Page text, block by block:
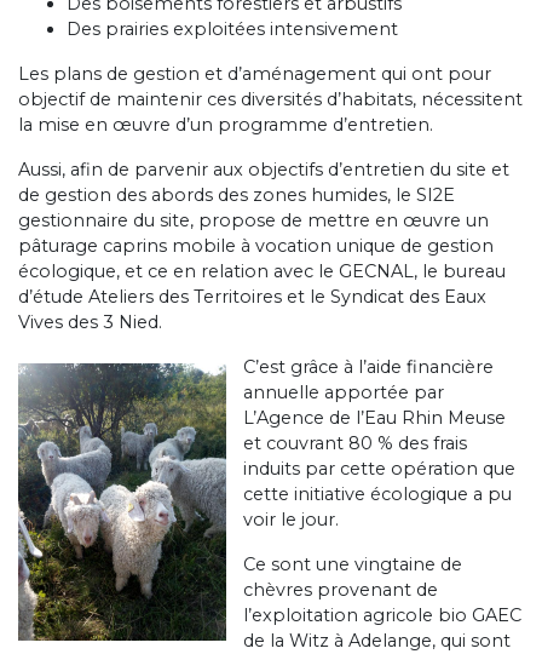
Des prairies exploitées intensivement
Les plans de gestion et d’aménagement qui ont pour
objectif de maintenir ces diversités d’habitats, nécessitent
la mise en œuvre d’un programme d’entretien.
Aussi, afin de parvenir aux objectifs d’entretien du site et
de gestion des abords des zones humides, le SI2E
gestionnaire du site, propose de mettre en œuvre un
pâturage caprins mobile à vocation unique de gestion
écologique, et ce en relation avec le GECNAL, le bureau
d’étude Ateliers des Territoires et le Syndicat des Eaux
Vives des 3 Nied.
C’est grâce à l’aide financière
annuelle apportée par
L’Agence de l’Eau Rhin Meuse
et couvrant 80 % des frais
induits par cette opération que
cette initiative écologique a pu
voir le jour.
Ce sont une vingtaine de
chèvres provenant de
l’exploitation agricole bio GAEC
de la Witz à Adelange, qui sont